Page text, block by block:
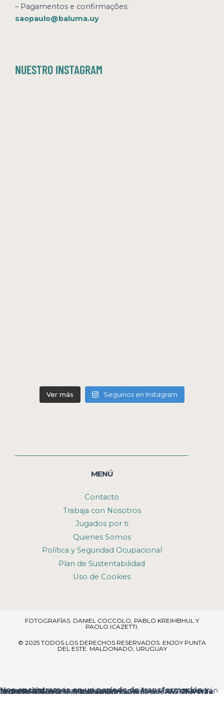
– Pagamentos e confirmações:
saopaulo@baluma.uy
NUESTRO INSTAGRAM
Ver más Seguinos en Instagram
MENÚ
Contacto
Trabaja con Nosotros
Jugados por ti
Quienes Somos
Política y Seguridad Ocupacional
Plan de Sustentabilidad
Uso de Cookies
FOTOGRAFÍAS: DANIEL COCCOLO, PABLO KREIMBHUL Y
PAOLO ICAZETTI.
© 2025 TODOS LOS DERECHOS RESERVADOS​. ENJOY PUNTA
DEL ESTE. MALDONADO, URUGUAY
Nos encontramos en un período de transformación y renovación
, por lo que algunos espacios y servicios podrán verse temporalmente ajustados.
Ingreso al resort:el acceso principal es porAv. Chiverta
, donde encontrarás laRecepciónal ingresar.
Agradecemos tu comprensión y te pedimos disculpas por las molestias que estas mejoras puedan ocasionar.